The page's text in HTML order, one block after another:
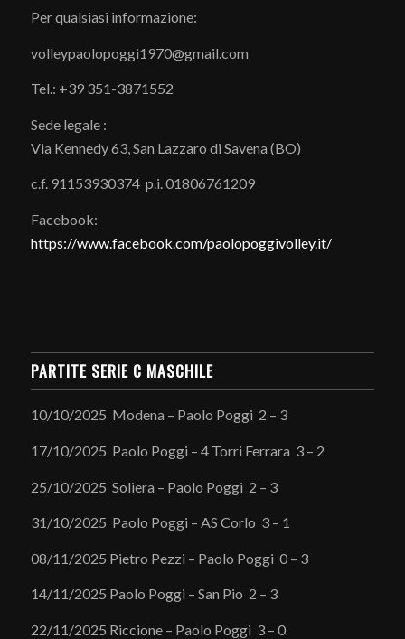
Per qualsiasi informazione:
volleypaolopoggi1970@gmail.com
Tel.: +39 351-3871552
Sede legale :
Via Kennedy 63, San Lazzaro di Savena (BO)
c.f. 91153930374 p.i. 01806761209
Facebook:
https://www.facebook.com/paolopoggivolley.it/
PARTITE SERIE C MASCHILE
10/10/2025 Modena – Paolo Poggi 2 – 3
17/10/2025 Paolo Poggi – 4 Torri Ferrara 3 – 2
25/10/2025 Soliera – Paolo Poggi 2 – 3
31/10/2025 Paolo Poggi – AS Corlo 3 – 1
08/11/2025 Pietro Pezzi – Paolo Poggi 0 – 3
14/11/2025 Paolo Poggi – San Pio 2 – 3
22/11/2025 Riccione – Paolo Poggi 3 – 0